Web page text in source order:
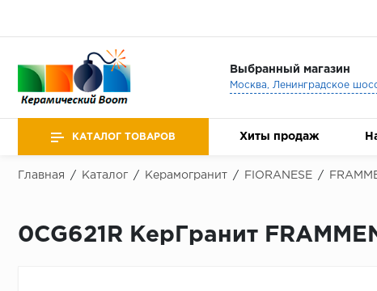
Выбранный магазин
КАТАЛОГ ТОВАРОВ Хиты продаж
Главная / Каталог / Керамогранит / FIORANESE /
0CG621R КерГранит